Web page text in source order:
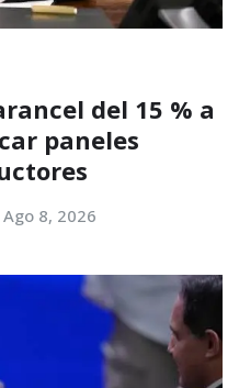
del 15 % a
paneles
Ago 8, 2026